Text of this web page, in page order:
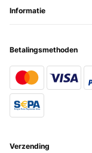
Informatie
Betalingsmethoden
Verzending